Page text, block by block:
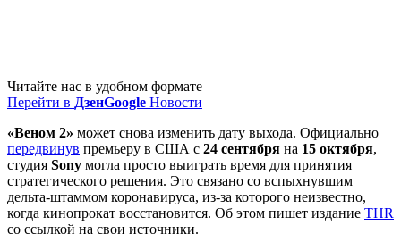
Читайте нас в удобном формате
Перейти в ДзенGoogle Новости
«Веном 2» может снова изменить дату выхода. Официально
передвинув премьеру в США с 24 сентября на 15 октября,
студия Sony могла просто выиграть время для принятия
стратегического решения. Это связано со вспыхнувшим
дельта-штаммом коронавируса, из-за которого неизвестно,
когда кинопрокат восстановится. Об этом пишет издание THR
со ссылкой на свои источники.